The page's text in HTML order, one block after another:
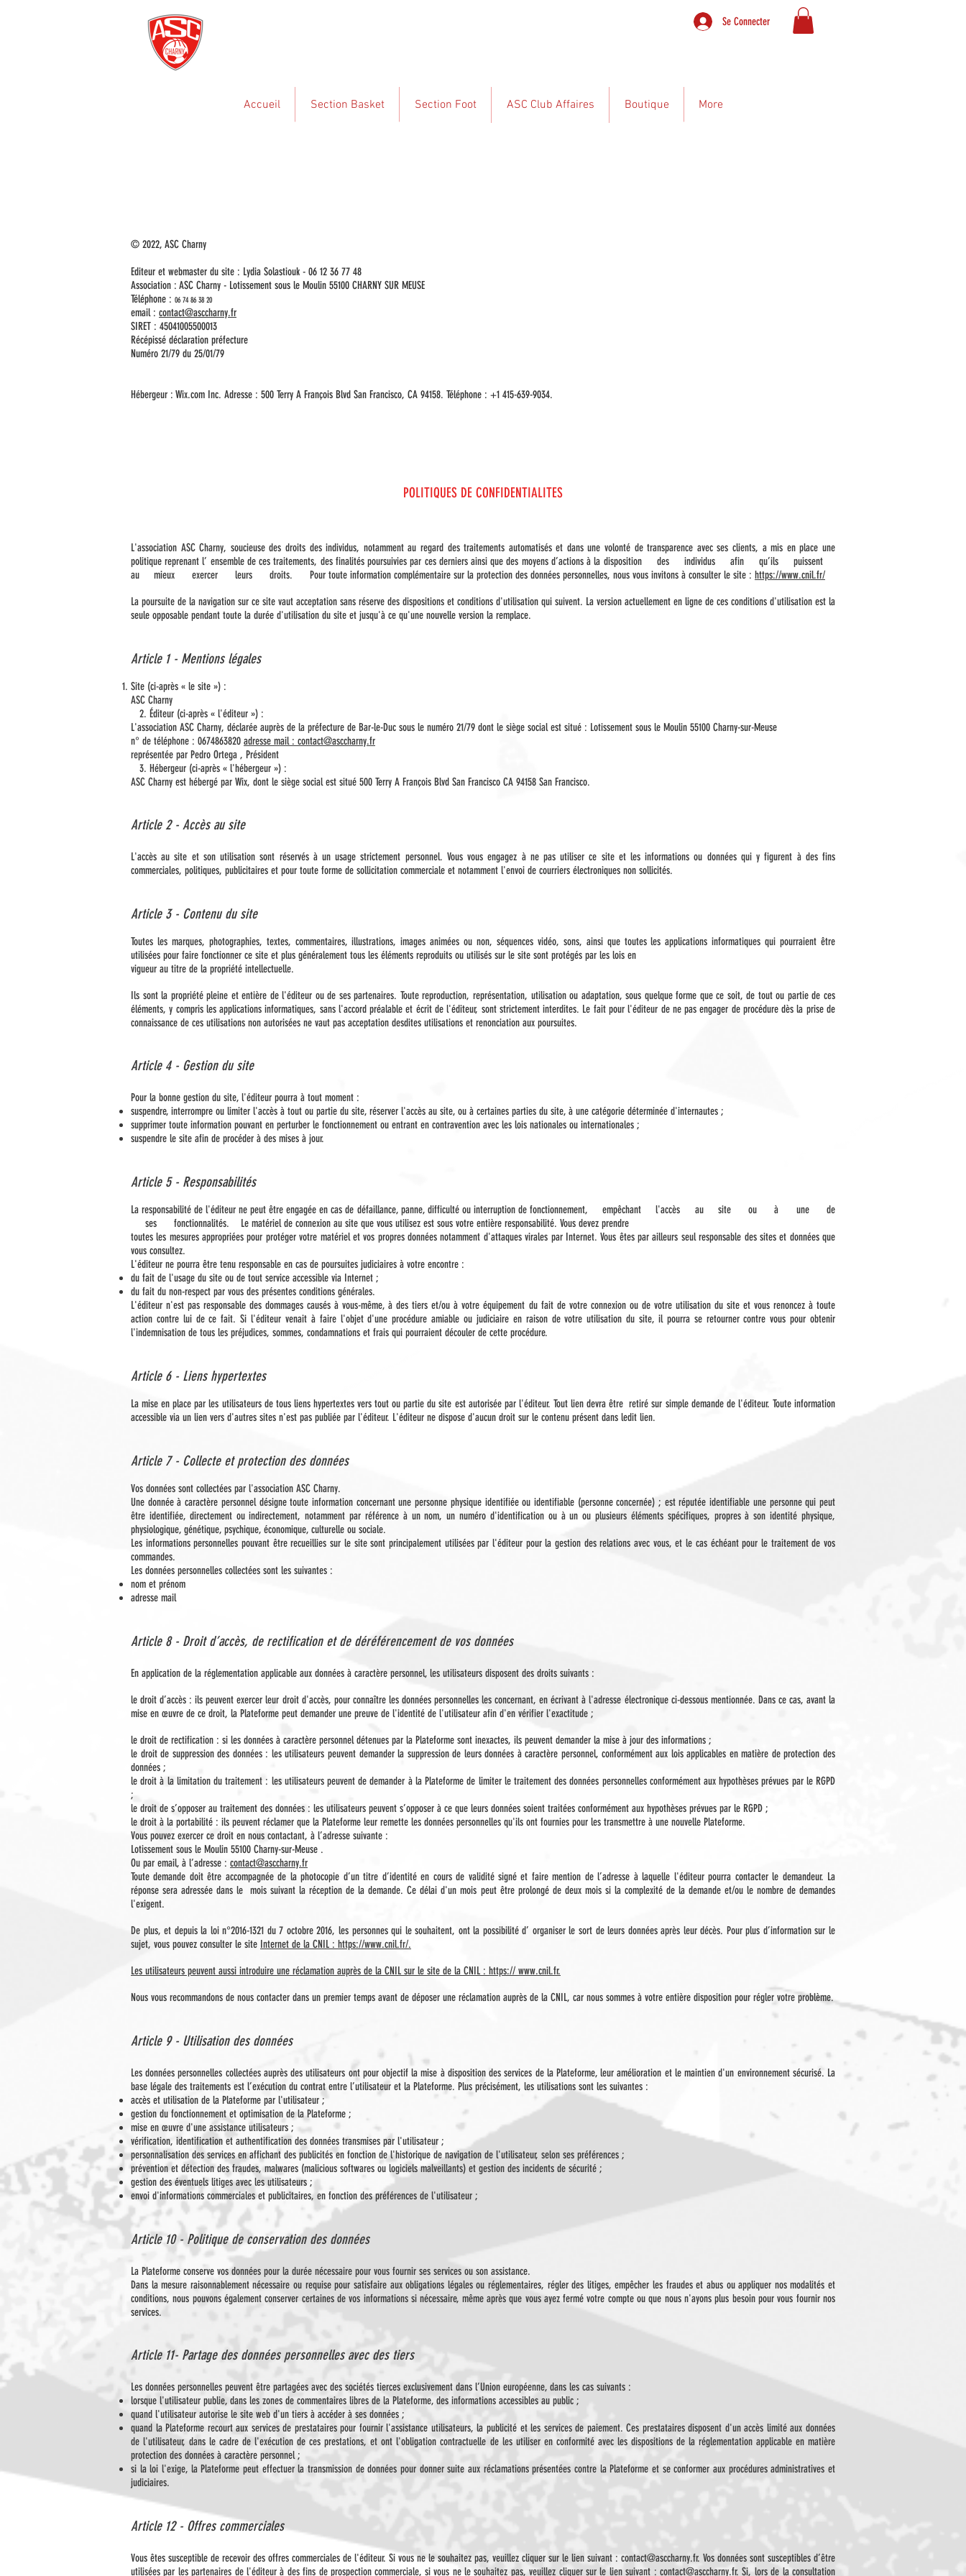
Se Connecter
Accueil Section Basket Section Foot ASC Club Affaires Boutique More
MENTIONS LEGALES ET POLITIQUES DE CONFIDENTIALITES
© 2022, ASC Charny
Editeur et webmaster du site : Lydia Solastiouk - 06 12 36 77 48
Association : ASC Charny - Lotissement sous le Moulin 55100 CHARNY SUR MEUSE
Téléphone : 06 74 86 38 20
email : contact@asccharny.fr
SIRET : 45041005500013
Récépissé déclaration préfecture
Numéro 21/79 du 25/01/79
Hébergeur : Wix.com Inc. Adresse : 500 Terry A François Blvd San Francisco, CA 94158. Téléphone : +1 415-639-9034.
POLITIQUES DE CONFIDENTIALITES
L'association ASC Charny, soucieuse des droits des individus, notamment au regard des traitements automatisés et dans une volonté de transparence avec ses clients, a mis en place une
politique reprenant l’ ensemble de ces traitements, des finalités poursuivies par ces derniers ainsi que des moyens d’actions à la disposition des individus afin qu’ils puissent
au mieux exercer leurs droits. Pour toute information complémentaire sur la protection des données personnelles, nous vous invitons à consulter le site : https://www.cnil.fr/
La poursuite de la navigation sur ce site vaut acceptation sans réserve des dispositions et conditions d'utilisation qui suivent. La version actuellement en ligne de ces conditions d'utilisation est la
seule opposable pendant toute la durée d'utilisation du site et jusqu'à ce qu'une nouvelle version la remplace.
Article 1 - Mentions légales
Site (ci-après « le site ») :
ASC Charny
2. Éditeur (ci-après « l'éditeur ») :
L'association ASC Charny, déclarée auprès de la préfecture de Bar-le-Duc sous le numéro 21/79 dont le siège social est situé : Lotissement sous le Moulin 55100 Charny-sur-Meuse
n° de téléphone : 0674863820 adresse mail : contact@asccharny.fr
représentée par Pedro Ortega , Président
3. Hébergeur (ci-après « l'hébergeur ») :
ASC Charny est hébergé par Wix, dont le siège social est situé 500 Terry A François Blvd San Francisco CA 94158 San Francisco.
Article 2 - Accès au site
L'accès au site et son utilisation sont réservés à un usage strictement personnel. Vous vous engagez à ne pas utiliser ce site et les informations ou données qui y figurent à des fins
commerciales, politiques, publicitaires et pour toute forme de sollicitation commerciale et notamment l'envoi de courriers électroniques non sollicités.
Article 3 - Contenu du site
Toutes les marques, photographies, textes, commentaires, illustrations, images animées ou non, séquences vidéo, sons, ainsi que toutes les applications informatiques qui pourraient être
utilisées pour faire fonctionner ce site et plus généralement tous les éléments reproduits ou utilisés sur le site sont protégés par les lois en
vigueur au titre de la propriété intellectuelle.
Ils sont la propriété pleine et entière de l'éditeur ou de ses partenaires. Toute reproduction, représentation, utilisation ou adaptation, sous quelque forme que ce soit, de tout ou partie de ces
éléments, y compris les applications informatiques, sans l'accord préalable et écrit de l'éditeur, sont strictement interdites. Le fait pour l'éditeur de ne pas engager de procédure dès la prise de
connaissance de ces utilisations non autorisées ne vaut pas acceptation desdites utilisations et renonciation aux poursuites.
Article 4 - Gestion du site
Pour la bonne gestion du site, l'éditeur pourra à tout moment :
suspendre, interrompre ou limiter l'accès à tout ou partie du site, réserver l'accès au site, ou à certaines parties du site, à une catégorie déterminée d'internautes ;
supprimer toute information pouvant en perturber le fonctionnement ou entrant en contravention avec les lois nationales ou internationales ;
suspendre le site afin de procéder à des mises à jour.
Article 5 - Responsabilités
La responsabilité de l'éditeur ne peut être engagée en cas de défaillance, panne, difficulté ou interruption de fonctionnement, empêchant l'accès au site ou à une de
ses fonctionnalités. Le matériel de connexion au site que vous utilisez est sous votre entière responsabilité. Vous devez prendre
toutes les mesures appropriées pour protéger votre matériel et vos propres données notamment d'attaques virales par Internet. Vous êtes par ailleurs seul responsable des sites et données que
vous consultez.
L'éditeur ne pourra être tenu responsable en cas de poursuites judiciaires à votre encontre :
du fait de l'usage du site ou de tout service accessible via Internet ;
du fait du non-respect par vous des présentes conditions générales.
L'éditeur n'est pas responsable des dommages causés à vous-même, à des tiers et/ou à votre équipement du fait de votre connexion ou de votre utilisation du site et vous renoncez à toute
action contre lui de ce fait. Si l'éditeur venait à faire l'objet d'une procédure amiable ou judiciaire en raison de votre utilisation du site, il pourra se retourner contre vous pour obtenir
l'indemnisation de tous les préjudices, sommes, condamnations et frais qui pourraient découler de cette procédure.
Article 6 - Liens hypertextes
La mise en place par les utilisateurs de tous liens hypertextes vers tout ou partie du site est autorisée par l'éditeur. Tout lien devra être retiré sur simple demande de l'éditeur. Toute information
accessible via un lien vers d'autres sites n'est pas publiée par l'éditeur. L'éditeur ne dispose d'aucun droit sur le contenu présent dans ledit lien.
Article 7 - Collecte et protection des données
Vos données sont collectées par l'association ASC Charny.
Une donnée à caractère personnel désigne toute information concernant une personne physique identifiée ou identifiable (personne concernée) ; est réputée identifiable une personne qui peut
être identifiée, directement ou indirectement, notamment par référence à un nom, un numéro d'identification ou à un ou plusieurs éléments spécifiques, propres à son identité physique,
physiologique, génétique, psychique, économique, culturelle ou sociale.
Les informations personnelles pouvant être recueillies sur le site sont principalement utilisées par l'éditeur pour la gestion des relations avec vous, et le cas échéant pour le traitement de vos
commandes.
Les données personnelles collectées sont les suivantes :
nom et prénom
adresse mail
Article 8 - Droit d’accès, de rectification et de déréférencement de vos données
En application de la réglementation applicable aux données à caractère personnel, les utilisateurs disposent des droits suivants :
le droit d’accès : ils peuvent exercer leur droit d'accès, pour connaître les données personnelles les concernant, en écrivant à l'adresse électronique ci-dessous mentionnée. Dans ce cas, avant la
mise en œuvre de ce droit, la Plateforme peut demander une preuve de l'identité de l'utilisateur afin d'en vérifier l'exactitude ;
le droit de rectification : si les données à caractère personnel détenues par la Plateforme sont inexactes, ils peuvent demander la mise à jour des informations ;
le droit de suppression des données : les utilisateurs peuvent demander la suppression de leurs données à caractère personnel, conformément aux lois applicables en matière de protection des
données ;
le droit à la limitation du traitement : les utilisateurs peuvent de demander à la Plateforme de limiter le traitement des données personnelles conformément aux hypothèses prévues par le RGPD
;
le droit de s’opposer au traitement des données : les utilisateurs peuvent s’opposer à ce que leurs données soient traitées conformément aux hypothèses prévues par le RGPD ;
le droit à la portabilité : ils peuvent réclamer que la Plateforme leur remette les données personnelles qu'ils ont fournies pour les transmettre à une nouvelle Plateforme.
Vous pouvez exercer ce droit en nous contactant, à l’adresse suivante :
Lotissement sous le Moulin 55100 Charny-sur-Meuse .
Ou par email, à l’adresse : contact@asccharny.fr
Toute demande doit être accompagnée de la photocopie d’un titre d’identité en cours de validité signé et faire mention de l’adresse à laquelle l'éditeur pourra contacter le demandeur. La
réponse sera adressée dans le mois suivant la réception de la demande. Ce délai d'un mois peut être prolongé de deux mois si la complexité de la demande et/ou le nombre de demandes
l'exigent.
De plus, et depuis la loi n°2016-1321 du 7 octobre 2016, les personnes qui le souhaitent, ont la possibilité d’ organiser le sort de leurs données après leur décès. Pour plus d’information sur le
sujet, vous pouvez consulter le site Internet de la CNIL : https://www.cnil.fr/.
Les utilisateurs peuvent aussi introduire une réclamation auprès de la CNIL sur le site de la CNIL : https:// www.cnil.fr.
Nous vous recommandons de nous contacter dans un premier temps avant de déposer une réclamation auprès de la CNIL, car nous sommes à votre entière disposition pour régler votre problème.
Article 9 - Utilisation des données
Les données personnelles collectées auprès des utilisateurs ont pour objectif la mise à disposition des services de la Plateforme, leur amélioration et le maintien d'un environnement sécurisé. La
base légale des traitements est l’exécution du contrat entre l’utilisateur et la Plateforme. Plus précisément, les utilisations sont les suivantes :
accès et utilisation de la Plateforme par l'utilisateur ;
gestion du fonctionnement et optimisation de la Plateforme ;
mise en œuvre d'une assistance utilisateurs ;
vérification, identification et authentification des données transmises par l'utilisateur ;
personnalisation des services en affichant des publicités en fonction de l'historique de navigation de l'utilisateur, selon ses préférences ;
prévention et détection des fraudes, malwares (malicious softwares ou logiciels malveillants) et gestion des incidents de sécurité ;
gestion des éventuels litiges avec les utilisateurs ;
envoi d'informations commerciales et publicitaires, en fonction des préférences de l'utilisateur ;
Article 10 - Politique de conservation des données
La Plateforme conserve vos données pour la durée nécessaire pour vous fournir ses services ou son assistance.
Dans la mesure raisonnablement nécessaire ou requise pour satisfaire aux obligations légales ou réglementaires, régler des litiges, empêcher les fraudes et abus ou appliquer nos modalités et
conditions, nous pouvons également conserver certaines de vos informations si nécessaire, même après que vous ayez fermé votre compte ou que nous n'ayons plus besoin pour vous fournir nos
services.
Article 11- Partage des données personnelles avec des tiers
Les données personnelles peuvent être partagées avec des sociétés tierces exclusivement dans l’Union européenne, dans les cas suivants :
lorsque l'utilisateur publie, dans les zones de commentaires libres de la Plateforme, des informations accessibles au public ;
quand l'utilisateur autorise le site web d'un tiers à accéder à ses données ;
quand la Plateforme recourt aux services de prestataires pour fournir l'assistance utilisateurs, la publicité et les services de paiement. Ces prestataires disposent d'un accès limité aux données
de l'utilisateur, dans le cadre de l'exécution de ces prestations, et ont l'obligation contractuelle de les utiliser en conformité avec les dispositions de la réglementation applicable en matière
protection des données à caractère personnel ;
si la loi l'exige, la Plateforme peut effectuer la transmission de données pour donner suite aux réclamations présentées contre la Plateforme et se conformer aux procédures administratives et
judiciaires.
Article 12 - Offres commerciales
Vous êtes susceptible de recevoir des offres commerciales de l'éditeur. Si vous ne le souhaitez pas, veuillez cliquer sur le lien suivant : contact@asccharny.fr. Vos données sont susceptibles d’être
utilisées par les partenaires de l'éditeur à des fins de prospection commerciale, si vous ne le souhaitez pas, veuillez cliquer sur le lien suivant : contact@asccharny.fr. Si, lors de la consultation